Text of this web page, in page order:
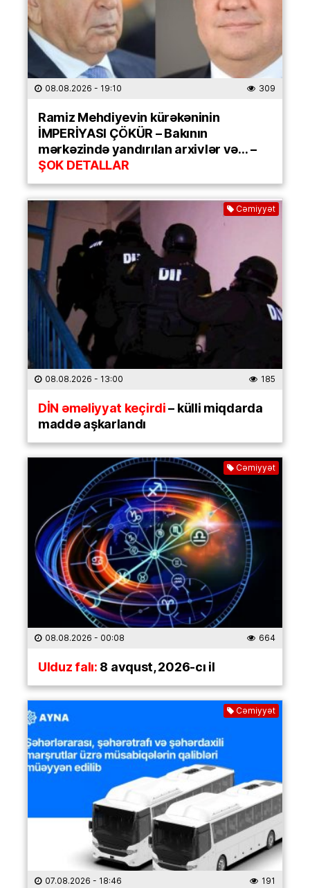
08.08.2026 - 19:10 309
Ramiz Mehdiyevin kürəkəninin
İMPERİYASI ÇÖKÜR – Bakının
mərkəzində yandırılan arxivlər və… –
ŞOK DETALLAR
Cəmiyyət
08.08.2026 - 13:00 185
DİN əməliyyat keçirdi– külli miqdarda
maddə aşkarlandı
Cəmiyyət
08.08.2026 - 00:08 664
Ulduz falı:8 avqust, 2026-cı il
Cəmiyyət
07.08.2026 - 18:46 191